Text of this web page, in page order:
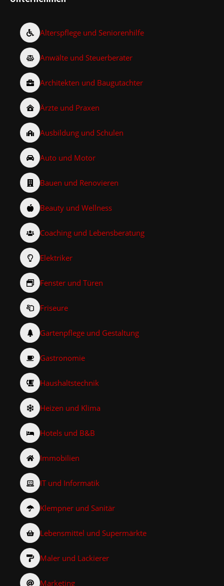
Alterspflege und Seniorenhilfe
Anwälte und Steuerberater
Architekten und Baugutachter
Ärzte und Praxen
Ausbildung und Schulen
Auto und Motor
Bauen und Renovieren
Beauty und Wellness
Coaching und Lebensberatung
Elektriker
Fenster und Türen
Friseure
Gartenpflege und Gestaltung
Gastronomie
Haushaltstechnik
Heizen und Klima
Hotels und B&B
Immobilien
IT und Informatik
Klempner und Sanitär
Lebensmittel und Supermärkte
Maler und Lackierer
Marketing